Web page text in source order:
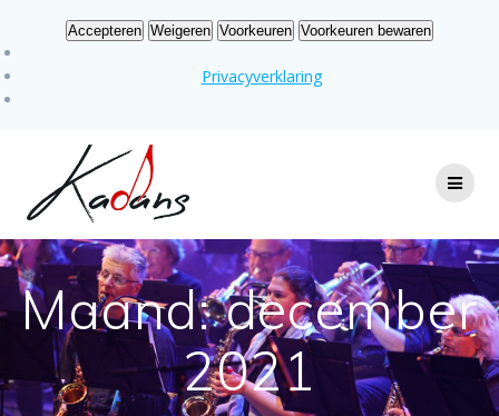
Accepteren Weigeren Voorkeuren Voorkeuren bewaren
Privacyverklaring
Maand:december
2021